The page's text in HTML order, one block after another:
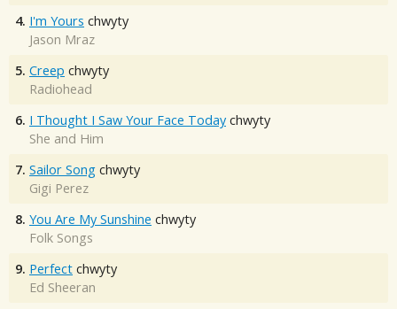
4. I'm Yours chwyty
Jason Mraz
5. Creep chwyty
Radiohead
6. I Thought I Saw Your Face Today chwyty
She and Him
7. Sailor Song chwyty
Gigi Perez
8. You Are My Sunshine chwyty
Folk Songs
9. Perfect chwyty
Ed Sheeran